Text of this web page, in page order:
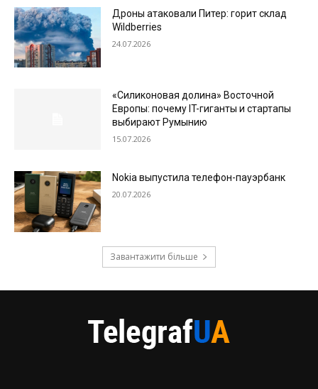
Дроны атаковали Питер: горит склад
Wildberries
24.07.2026
«Силиконовая долина» Восточной
Европы: почему IT-гиганты и стартапы
выбирают Румынию
15.07.2026
Nokia выпустила телефон-пауэрбанк
20.07.2026
Завантажити більше